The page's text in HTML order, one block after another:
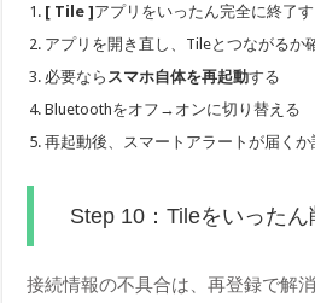
[ Tile ]アプリをいったん完全に終了
アプリを開き直し、Tileとつながるか
必要なら スマホ自体を再起動する
Bluetoothをオフ→オンに切り替える
再起動後、スマートアラートが届くか
Step 10：Tileをいった
接続情報の不具合は、再登録で解